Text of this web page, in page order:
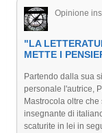
Opinione
"LA
METTE I
Partendo dalla sua
personale l'autrice,
Mastrocola oltre che
insegnante di
scaturite in lei in